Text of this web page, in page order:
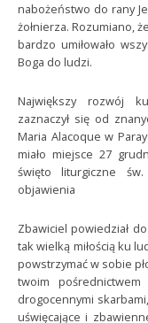
nabożeństwo do rany
żołnierza. Rozumiano,
bardzo umiłowało
Boga do ludzi.
Największy rozwój
zaznaczył się od
Maria Alacoque w
miało miejsce 27
święto liturgiczne
objawienia
Zbawiciel powiedział
tak wielką miłością ku
powstrzymać w sobie
twoim
drogocennymi
uświęcające i